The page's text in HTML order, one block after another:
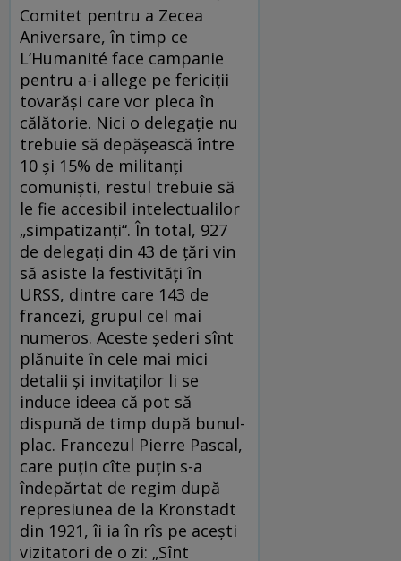
Comitet pentru a Zecea
Aniversare, în timp ce
L’Humanité face campanie
pentru a-i allege pe fericiții
tovarăși care vor pleca în
călătorie. Nici o delegație nu
trebuie să depășească între
10 și 15% de militanți
comuniști, restul trebuie să
le fie accesibil intelectualilor
„simpatizanți“. În total, 927
de delegați din 43 de țări vin
să asiste la festivități în
URSS, dintre care 143 de
francezi, grupul cel mai
numeros. Aceste șederi sînt
plănuite în cele mai mici
detalii și invitaților li se
induce ideea că pot să
dispună de timp după bunul-
plac. Francezul Pierre Pascal,
care puțin cîte puțin s-a
îndepărtat de regim după
represiunea de la Kronstadt
din 1921, îi ia în rîs pe acești
vizitatori de o zi: „Sînt